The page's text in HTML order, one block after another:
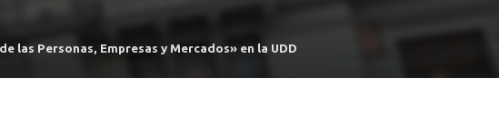
las Personas, Empresas y Mercados» en la UDD